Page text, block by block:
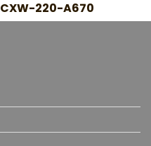
CXW-220-A670